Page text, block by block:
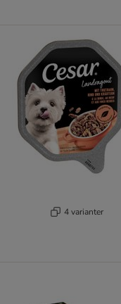
4 varianter